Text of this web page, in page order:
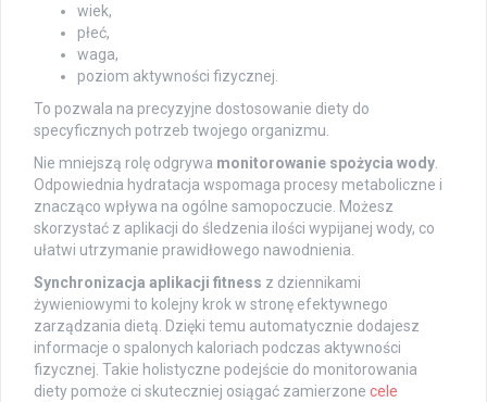
wiek,
płeć,
waga,
poziom aktywności fizycznej.
To pozwala na precyzyjne dostosowanie diety do
specyficznych potrzeb twojego organizmu.
Nie mniejszą rolę odgrywa monitorowanie spożycia wody
Odpowiednia hydratacja wspomaga procesy metaboliczne i
znacząco wpływa na ogólne samopoczucie. Możesz
skorzystać z aplikacji do śledzenia ilości wypijanej wody, co
ułatwi utrzymanie prawidłowego nawodnienia.
Synchronizacja aplikacji fitness z dziennikami
żywieniowymi to kolejny krok w stronę efektywnego
zarządzania dietą. Dzięki temu automatycznie dodajesz
informacje o spalonych kaloriach podczas aktywności
fizycznej. Takie holistyczne podejście do monitorowania
diety pomoże ci skuteczniej osiągać zamierzone cele